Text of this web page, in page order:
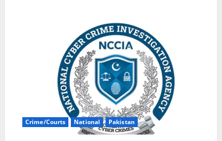
Crime/Courts National Pakistan